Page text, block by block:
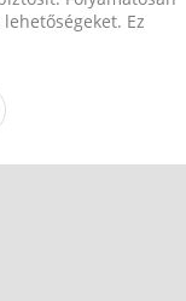
Ez